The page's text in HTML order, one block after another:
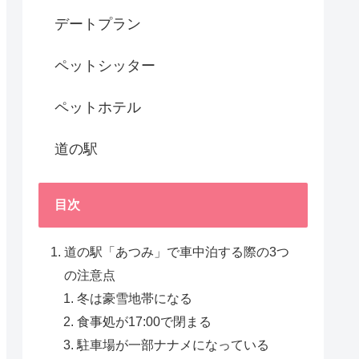
デートプラン
ペットシッター
ペットホテル
道の駅
目次
道の駅「あつみ」で車中泊する際の3つ
の注意点
冬は豪雪地帯になる
食事処が17:00で閉まる
駐車場が一部ナナメになっている